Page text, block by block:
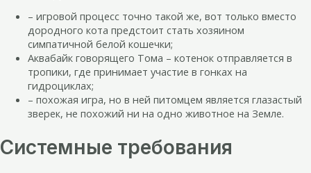
– игровой процесс точно такой же, вот только вместо
дородного кота предстоит стать хозяином
симпатичной белой кошечки;
Аквабайк говорящего Тома – котенок отправляется в
тропики, где принимает участие в гонках на
гидроциклах;
– похожая игра, но в ней питомцем является глазастый
зверек, не похожий ни на одно животное на Земле.
Системные требования